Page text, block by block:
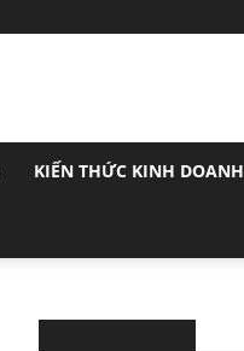
KIẾN THỨC KINH DOANH